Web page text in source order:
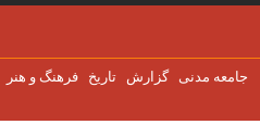
جامعه مدنی گزارش تاریخ فرهنگ و هنر